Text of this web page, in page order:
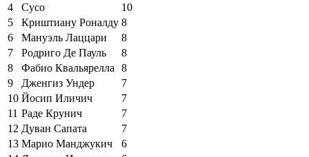
4
Сусо
10
5
Криштиану Роналду 8
6
Мануэль Лаццари
8
7
Родриго Де Пауль
8
8
Фабио Квальярелла
8
9
Дженгиз Ундер
7
10 Йосип Иличич
7
11 Раде Крунич
7
12 Дуван Сапата
7
13 Марио Манджукич
6